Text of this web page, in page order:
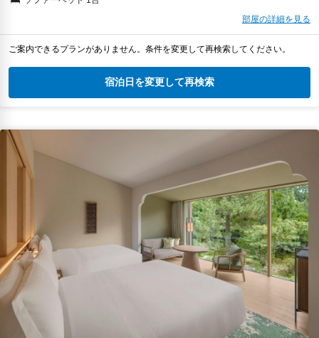
部屋の詳細を見る
ご案内できるプランがありません。条件を変更して再検索してください。
宿泊日を変更して再検索